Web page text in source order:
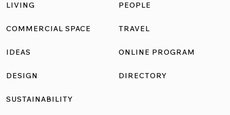
LIVING
COMMERCIAL SPACE
IDEAS
DESIGN
SUSTAINABILITY
PEOPLE
TRAVEL
ONLINE PROGRAM
DIRECTORY